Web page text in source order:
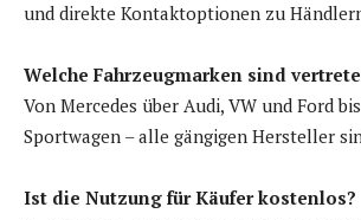
und direkte Kontaktoptionen zu
Welche Fahrzeugmarken sind
Von Mercedes über Audi, VW und Ford
Sportwagen – alle gängigen Hersteller
Ist die Nutzung für Käufer kostenlos?